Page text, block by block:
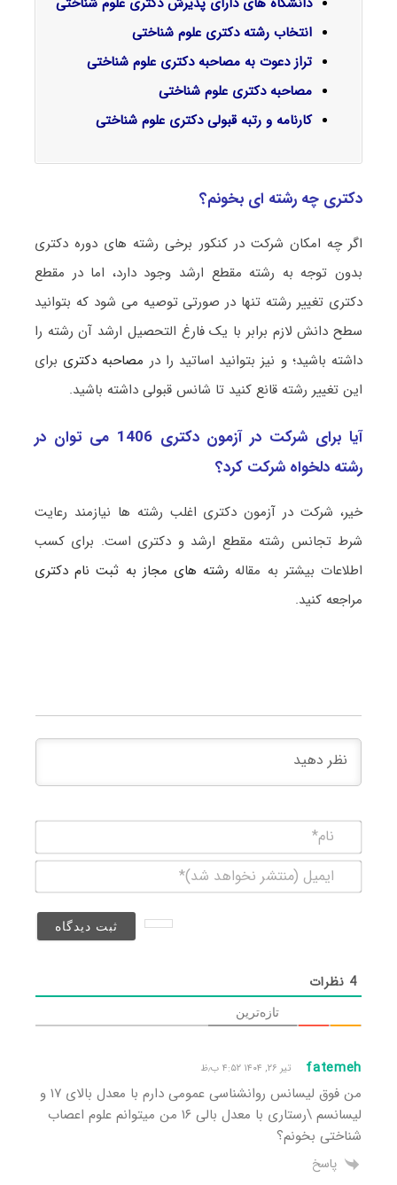
انتخاب رشته دکتری علوم شناختی
تراز دعوت به مصاحبه دکتری علوم شناختی
مصاحبه دکتری علوم شناختی
کارنامه و رتبه قبولی دکتری علوم شناختی
دکتری چه رشته ای بخونم؟
اگر چه امکان شرکت در کنکور برخی رشته های دوره دکتری
بدون توجه به رشته مقطع ارشد وجود دارد، اما در مقطع
دکتری تغییر رشته تنها در صورتی توصیه می شود که بتوانید
سطح دانش لازم برابر با یک فارغ التحصیل ارشد آن رشته را
داشته باشید؛ و نیز بتوانید اساتید را در مصاحبه دکتری برای
این تغییر رشته قانع کنید تا شانس قبولی داشته باشید.
آیا برای شرکت در آزمون دکتری 1406 می توان در
رشته دلخواه شرکت کرد؟
خیر، شرکت در آزمون دکتری اغلب رشته ها نیازمند رعایت
شرط تجانس رشته مقطع ارشد و دکتری است. برای کسب
اطلاعات بیشتر به مقاله رشته های مجاز به ثبت نام دکتری
مراجعه کنید.
(منتشر
4 نظرات
تازه‌ترین
fatemeh تیر ۲۶, ۱۴۰۴ ۴:۵۲ ب٫ظ
من فوق لیسانس روانشناسی عمومی دارم با معدل بالای ۱۷ و
لیسانسم \رستاری با معدل بالی ۱۶ من میتوانم علوم اعصاب
شناختی بخونم؟
پاسخ